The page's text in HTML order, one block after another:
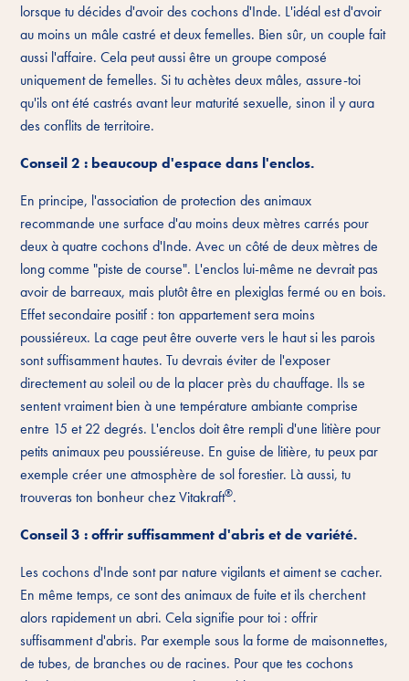
lorsque tu décides d'avoir des cochons d'Inde. L'idéal est d'avoir
au moins un mâle castré et deux femelles. Bien sûr, un couple fait
aussi l'affaire. Cela peut aussi être un groupe composé
uniquement de femelles. Si tu achètes deux mâles, assure-toi
qu'ils ont été castrés avant leur maturité sexuelle, sinon il y aura
des conflits de territoire.
Conseil 2 : beaucoup d'espace dans l'enclos.
En principe, l'association de protection des animaux
recommande une surface d'au moins deux mètres carrés pour
deux à quatre cochons d'Inde. Avec un côté de deux mètres de
long comme "piste de course". L'enclos lui-même ne devrait pas
avoir de barreaux, mais plutôt être en plexiglas fermé ou en bois.
Effet secondaire positif : ton appartement sera moins
poussiéreux. La cage peut être ouverte vers le haut si les parois
sont suffisamment hautes. Tu devrais éviter de l'exposer
directement au soleil ou de la placer près du chauffage. Ils se
sentent vraiment bien à une température ambiante comprise
entre 15 et 22 degrés. L'enclos doit être rempli d'une litière pour
petits animaux peu poussiéreuse. En guise de litière, tu peux par
exemple créer une atmosphère de sol forestier. Là aussi, tu
trouveras ton bonheur chez Vitakraft®.
Conseil 3 : offrir suffisamment d'abris et de variété.
Les cochons d'Inde sont par nature vigilants et aiment se cacher.
En même temps, ce sont des animaux de fuite et ils cherchent
alors rapidement un abri. Cela signifie pour toi : offrir
suffisamment d'abris. Par exemple sous la forme de maisonnettes,
de tubes, de branches ou de racines. Pour que tes cochons